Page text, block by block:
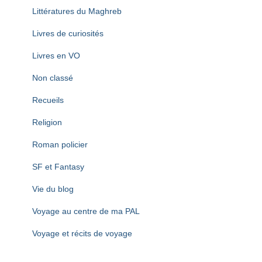
Littératures du Maghreb
Livres de curiosités
Livres en VO
Non classé
Recueils
Religion
Roman policier
SF et Fantasy
Vie du blog
Voyage au centre de ma PAL
Voyage et récits de voyage